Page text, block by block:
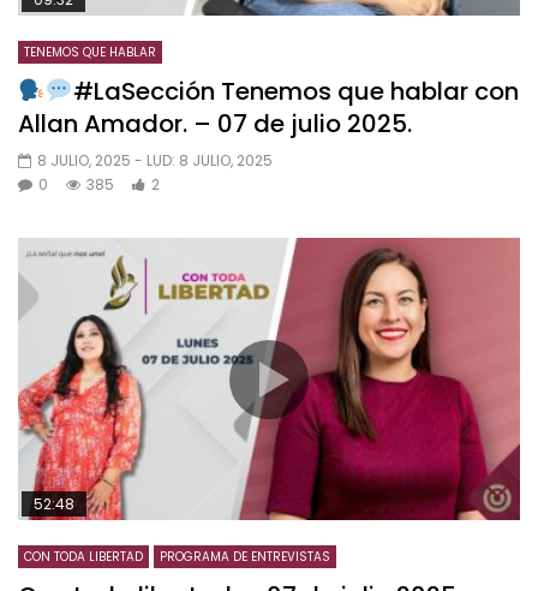
TENEMOS QUE HABLAR
#LaSección Tenemos que hablar con
Allan Amador. – 07 de julio 2025.
8 JULIO, 2025 - LUD: 8 JULIO, 2025
0
385 2
52:48
CON TODA LIBERTAD PROGRAMA DE ENTREVISTAS